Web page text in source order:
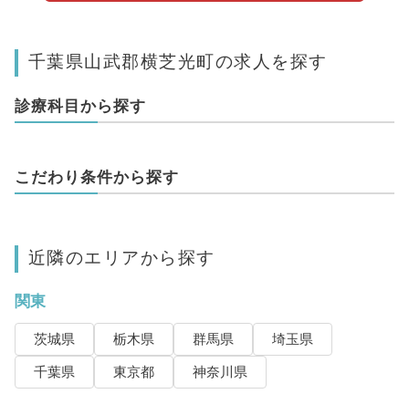
千葉県山武郡横芝光町の求人を探す
診療科目から探す
こだわり条件から探す
近隣のエリアから探す
関東
茨城県 栃木県 群馬県
埼玉県
千葉県
東京都 神奈川県